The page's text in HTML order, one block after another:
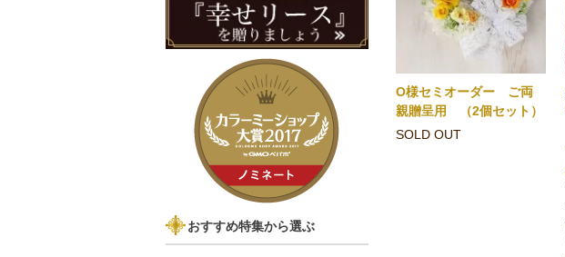
O様セミオーダー ご両
親贈呈用 （2個セット）
SOLD OUT
おすすめ特集から選ぶ